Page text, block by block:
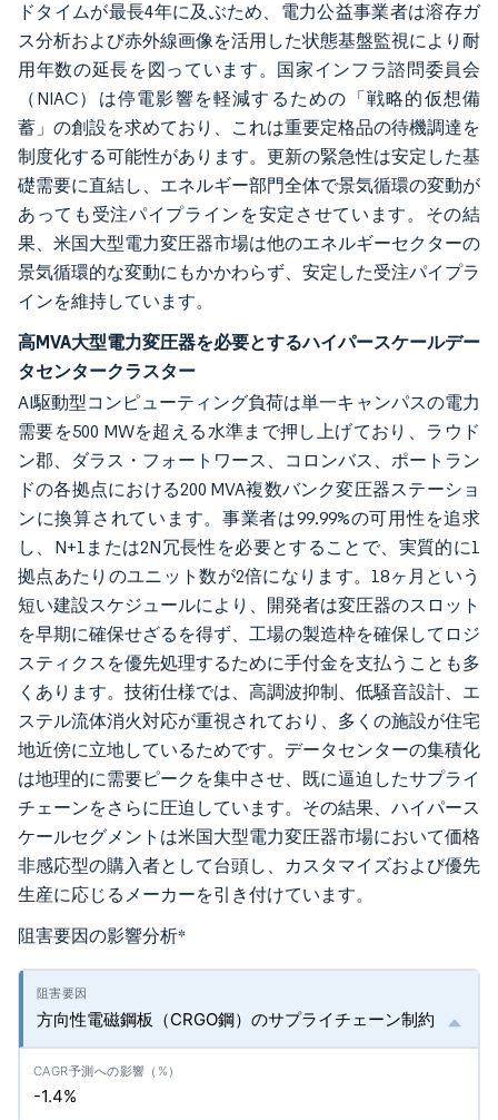
ドタイムが最長4年に及ぶため、電力公益事業者は溶存ガ
ス分析および赤外線画像を活用した状態基盤監視により耐
用年数の延長を図っています。国家インフラ諮問委員会
（NIAC）は停電影響を軽減するための「戦略的仮想備
蓄」の創設を求めており、これは重要定格品の待機調達を
制度化する可能性があります。更新の緊急性は安定した基
礎需要に直結し、エネルギー部門全体で景気循環の変動が
あっても受注パイプラインを安定させています。その結
果、米国大型電力変圧器市場は他のエネルギーセクターの
景気循環的な変動にもかかわらず、安定した受注パイプラ
インを維持しています。
高MVA大型電力変圧器を必要とするハイパースケールデー
タセンタークラスター
AI駆動型コンピューティング負荷は単一キャンパスの電力
需要を500 MWを超える水準まで押し上げており、ラウド
ン郡、ダラス・フォートワース、コロンバス、ポートラン
ドの各拠点における200 MVA複数バンク変圧器ステーショ
ンに換算されています。事業者は99.99%の可用性を追求
し、N+1または2N冗長性を必要とすることで、実質的に1
拠点あたりのユニット数が2倍になります。18ヶ月という
短い建設スケジュールにより、開発者は変圧器のスロット
を早期に確保せざるを得ず、工場の製造枠を確保してロジ
スティクスを優先処理するために手付金を支払うことも多
くあります。技術仕様では、高調波抑制、低騒音設計、エ
ステル流体消火対応が重視されており、多くの施設が住宅
地近傍に立地しているためです。データセンターの集積化
は地理的に需要ピークを集中させ、既に逼迫したサプライ
チェーンをさらに圧迫しています。その結果、ハイパース
ケールセグメントは米国大型電力変圧器市場において価格
非感応型の購入者として台頭し、カスタマイズおよび優先
生産に応じるメーカーを引き付けています。
阻害要因の影響分析*
方向性電磁鋼板（CRGO鋼）のサプライチェーン制約
-1.4%